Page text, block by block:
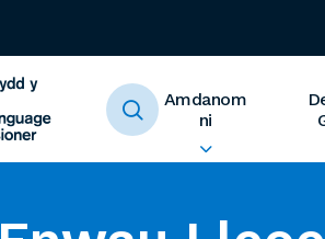
Amdanom
ni